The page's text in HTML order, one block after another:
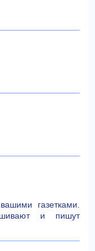
газетками.
и пишут